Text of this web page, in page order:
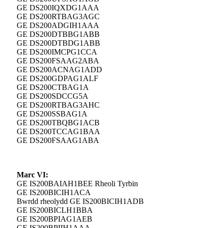
GE DS200IQXDG1AAA
GE DS200RTBAG3AGC
GE DS200ADGIH1AAA
GE DS200DTBBG1ABB
GE DS200DTBDG1ABB
GE DS200IMCPG1CCA
GE DS200FSAAG2ABA
GE DS200ACNAG1ADD
GE DS200GDPAG1ALF
GE DS200CTBAG1A
GE DS200SDCCG5A
GE DS200RTBAG3AHC
GE DS200SSBAG1A
GE DS200TBQBG1ACB
GE DS200TCCAG1BAA
GE DS200FSAAG1ABA
Marc VI:
GE IS200BAIAH1BEE Rheoli Tyrbin
GE IS200BICIH1ACA
Bwrdd rheolydd GE IS200BICIH1ADB
GE IS200BICLH1BBA
GE IS200BPIAG1AEB